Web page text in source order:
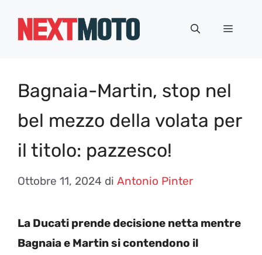
Menu
Bagnaia-Martin, stop nel
bel mezzo della volata per
il titolo: pazzesco!
Ottobre 11, 2024 di Antonio Pinter
La Ducati prende decisione netta mentre
Bagnaia e Martin si contendono il